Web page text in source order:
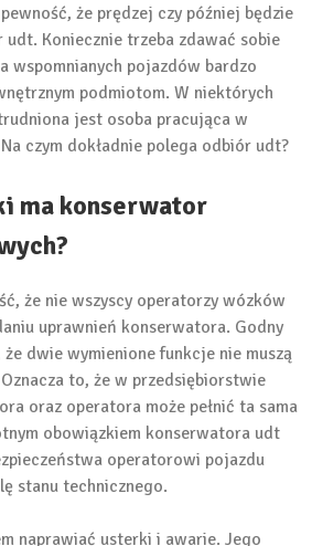
że prędzej czy później będzie
Koniecznie trzeba zdawać sobie
wspomnianych pojazdów bardzo
podmiotom. W niektórych
jest osoba pracująca w
czym dokładnie polega odbiór udt?
ma konserwator
że nie wszyscy operatorzy wózków
uprawnień konserwatora. Godny
dwie wymienione funkcje nie muszą
to, że w przedsiębiorstwie
oraz operatora może pełnić ta sama
obowiązkiem konserwatora udt
operatorowi pojazdu
stanu technicznego.
naprawiać usterki i awarie. Jego